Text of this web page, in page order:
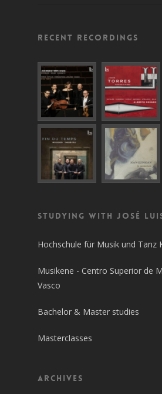
Recent recordings
Studying with José
Hochschule für Musik und Tanz
Musikene - Centro Superior de
Vasco
Bachelor & Master studies
Masterclasses
Archives